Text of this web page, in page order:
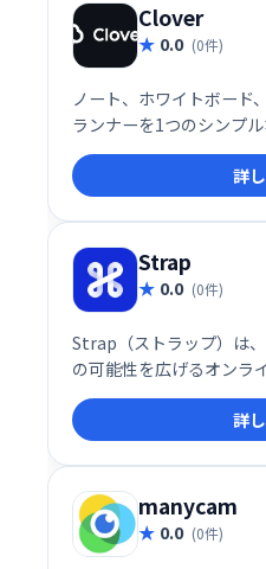
Clover
0.0 (0件)
ノート、ホワイトボード
ランナーを1つのシンプル
詳
Strap
0.0 (0件)
Strap（ストラップ）は
の可能性を広げるオンラ
詳
manycam
0.0 (0件)